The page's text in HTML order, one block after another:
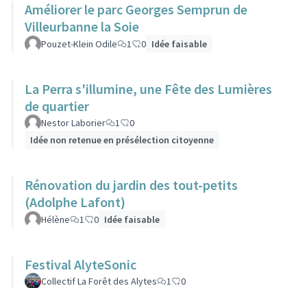
Améliorer le parc Georges Semprun de
Villeurbanne la Soie
Pouzet-Klein Odile 1 0 Idée faisable
La Perra s'illumine, une Fête des Lumières
de quartier
Nestor Laborier 1
0
Idée non retenue en présélection citoyenne
Rénovation du jardin des tout-petits
(Adolphe Lafont)
Hélène 1 0 Idée faisable
Festival AlyteSonic
Collectif La Forêt des Alytes 1
0